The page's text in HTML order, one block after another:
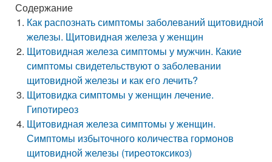
Содержание
Как распознать симптомы заболеваний щитовидной
железы. Щитовидная железа у женщин
Щитовидная железа симптомы у мужчин. Какие
симптомы свидетельствуют о заболевании
щитовидной железы и как его лечить?
Щитовидка симптомы у женщин лечение.
Гипотиреоз
Щитовидная железа симптомы у женщин.
Симптомы избыточного количества гормонов
щитовидной железы (тиреотоксикоз)